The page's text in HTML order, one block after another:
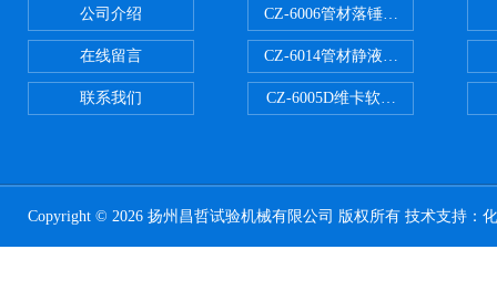
公司介绍
在线留言
联系我们
CZ-6006管材落锤冲击试验机
CZ-6014管材静液压爆破试验机
CZ-6005D维卡软化点温度测定仪
Copyright © 2026 扬州昌哲试验机械有限公司 版权所有 技术支持：